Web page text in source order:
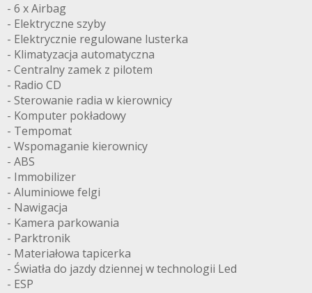
- 6 x Airbag
- Elektryczne szyby
- Elektrycznie regulowane lusterka
- Klimatyzacja automatyczna
- Centralny zamek z pilotem
- Radio CD
- Sterowanie radia w kierownicy
- Komputer pokładowy
- Tempomat
- Wspomaganie kierownicy
- ABS
- Immobilizer
- Aluminiowe felgi
- Nawigacja
- Kamera parkowania
- Parktronik
- Materiałowa tapicerka
- Światła do jazdy dziennej w technologii Led
- ESP